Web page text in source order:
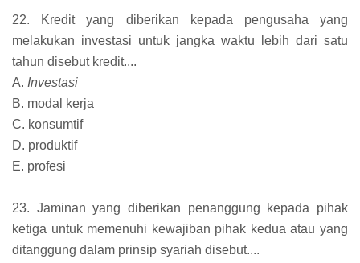
22. Kredit yang diberikan kepada pengusaha yang
melakukan investasi untuk jangka waktu lebih dari satu
tahun disebut kredit....
A. Investasi
B. modal kerja
C. konsumtif
D. produktif
E. profesi
23. Jaminan yang diberikan penanggung kepada pihak
ketiga untuk memenuhi kewajiban pihak kedua atau yang
ditanggung dalam prinsip syariah disebut....